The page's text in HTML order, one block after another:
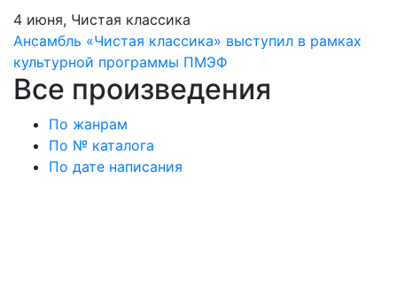
4 июня, Чистая классика
Ансамбль «Чистая классика» выступил в рамках
культурной программы ПМЭФ
Все произведения
По жанрам
По № каталога
По дате написания